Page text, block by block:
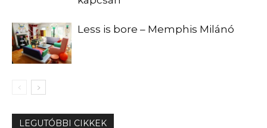
Less is bore – Memphis Milánó
LEGUTÓBBI CIKKEK